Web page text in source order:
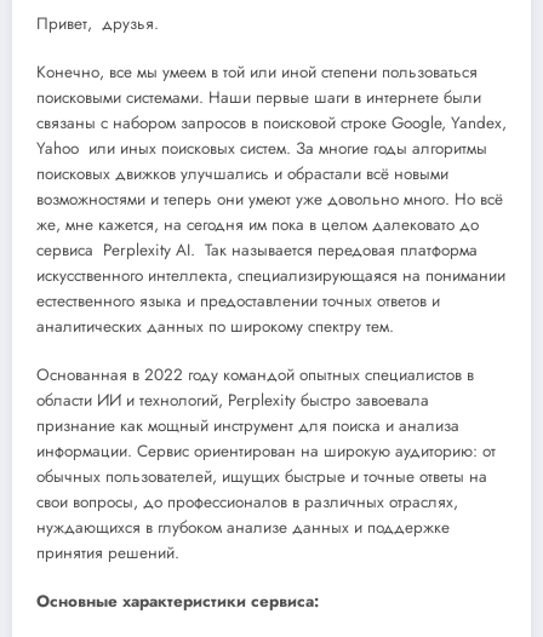
Привет, друзья.
Конечно, все мы умеем в той или иной степени пользоваться
поисковыми системами. Наши первые шаги в интернете были
связаны с набором запросов в поисковой строке Google, Yandex,
Yahoo или иных поисковых систем. За многие годы алгоритмы
поисковых движков улучшались и обрастали всё новыми
возможностями и теперь они умеют уже довольно много. Но всё
же, мне кажется, на сегодня им пока в целом далековато до
сервиса Perplexity AI. Так называется передовая платформа
искусственного интеллекта, специализирующаяся на понимании
естественного языка и предоставлении точных ответов и
аналитических данных по широкому спектру тем.
Основанная в 2022 году командой опытных специалистов в
области ИИ и технологий, Perplexity быстро завоевала
признание как мощный инструмент для поиска и анализа
информации. Сервис ориентирован на широкую аудиторию: от
обычных пользователей, ищущих быстрые и точные ответы на
свои вопросы, до профессионалов в различных отраслях,
нуждающихся в глубоком анализе данных и поддержке
принятия решений.
Основные характеристики сервиса: